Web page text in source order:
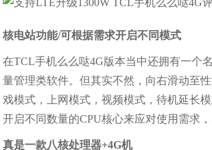
核电站功能/可根据需求开启不同模式
在TCL手机么么哒4G版本当中还拥有一个
量管理类软件。但其实不然，向右滑动至
戏模式，上网模式，视频模式，待机延长
开启不同数量的CPU核心来应对使用需求
真是一款八核处理器+4G机